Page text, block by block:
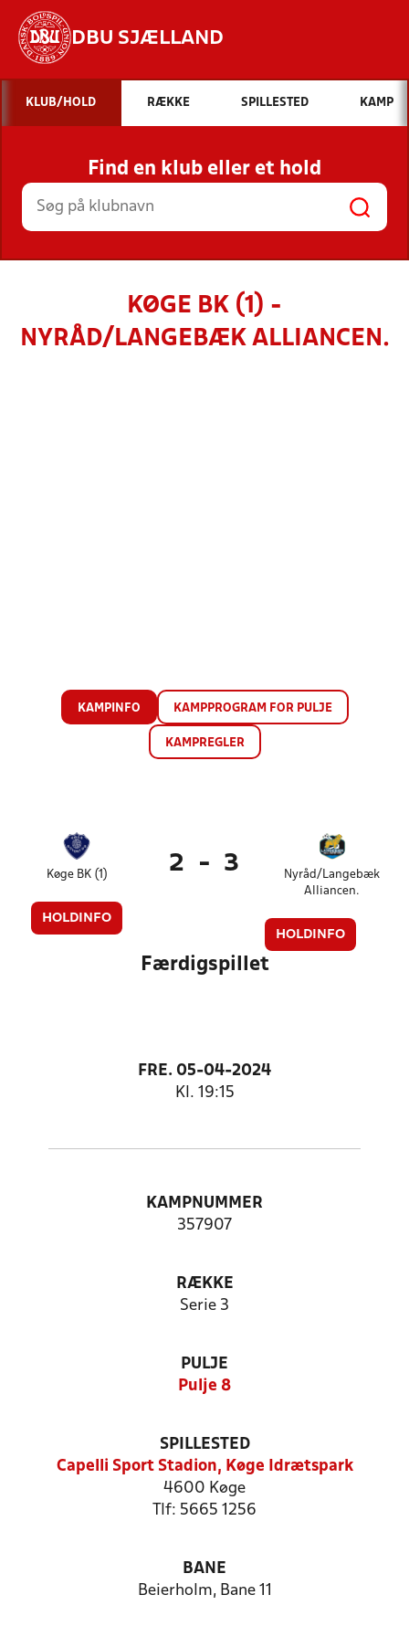
DBU SJÆLLAND
Hvad vil du søge efter?
INDHOLD OG NYHEDER
STILLINGER, RESULTATER, KLUBBER OG
HOLD
KLUB/HOLD RÆKKE SPILLESTED KAMP
Find en klub eller et hold
KØGE BK (1) -
NYRÅD/LANGEBÆK ALLIANCEN.
KAMPINFO KAMPPROGRAM FOR PULJE
KAMPREGLER
Køge BK (1)
HOLDINFO
2 - 3
Nyråd/Langebæk
Alliancen.
HOLDINFO
Færdigspillet
FRE. 05-04-2024
Kl. 19:15
KAMPNUMMER
357907
RÆKKE
Serie 3
PULJE
Pulje 8
SPILLESTED
Capelli Sport Stadion, Køge Idrætspark
4600 Køge
Tlf: 5665 1256
BANE
Beierholm, Bane 11